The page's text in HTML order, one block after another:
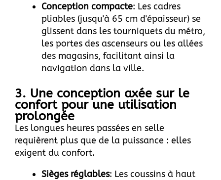
Conception compacte: Les cadres
pliables (jusqu'à 65 cm d'épaisseur) se
glissent dans les tourniquets du métro,
les portes des ascenseurs ou les allées
des magasins, facilitant ainsi la
navigation dans la ville.
3. Une conception axée sur le
confort pour une utilisation
prolongée
Les longues heures passées en selle
requièrent plus que de la puissance : elles
exigent du confort.
Sièges réglables: Les coussins à haut